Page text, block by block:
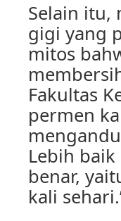
Selain itu,
gigi yang
mitos
Fakultas
permen
Lebih
benar,
kali